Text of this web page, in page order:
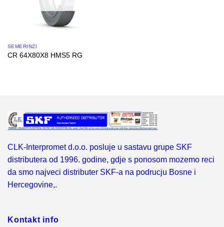
SEMERINZI
CR 64X80X8 HMS5 RG
CLK-Interpromet d.o.o. posluje u sastavu grupe SKF
distributera od 1996. godine, gdje s ponosom mozemo reci
da smo najveci distributer SKF-a na podrucju Bosne i
Hercegovine,.
Kontakt info